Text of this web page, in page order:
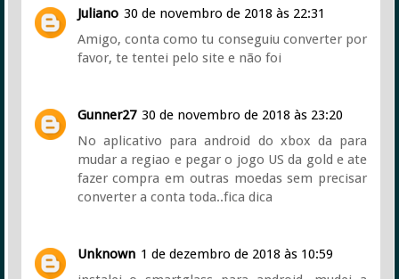
Juliano 30 de novembro de 2018 às 22:31
Amigo, conta como tu conseguiu converter por
favor, te tentei pelo site e não foi
Gunner27 30 de novembro de 2018 às 23:20
No aplicativo para android do xbox da para
mudar a regiao e pegar o jogo US da gold e ate
fazer compra em outras moedas sem precisar
converter a conta toda..fica dica
Unknown 1 de dezembro de 2018 às 10:59